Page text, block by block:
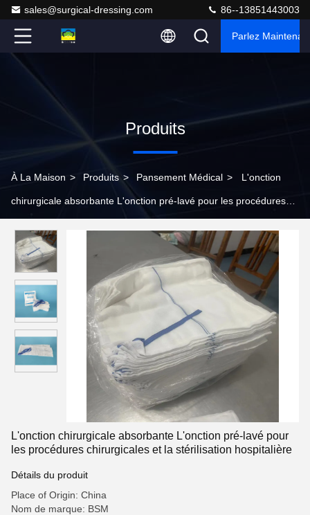
sales@surgical-dressing.com 86--13851443003
Parlez
Produits
À La Maison > Produits > Pansement Médical > L'onction
chirurgicale absorbante L'onction pré-lavé pour les procédures
L'onction chirurgicale absorbante L'onction pré-lavé pour
les procédures chirurgicales et la stérilisation hospitalière
Détails du produit
Place of Origin: China
Nom de marque: BSM